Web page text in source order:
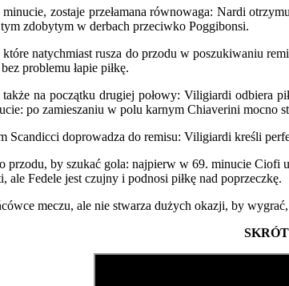
zostaje przełamana równowaga: Nardi
zdobytym w derbach przeciwko Poggibonsi.
które natychmiast rusza do przodu w poszukiwaniu
problemu łapie piłkę.
na początku drugiej połowy: Viligiardi odbiera
po zamieszaniu w polu karnym Chiaverini mocno
Scandicci doprowadza do remisu: Viligiardi kreśli
przodu, by szukać gola: najpierw w 69. minucie Ciofi
ale Fedele jest czujny i podnosi piłkę nad poprzeczkę.
meczu, ale nie stwarza dużych okazji, by